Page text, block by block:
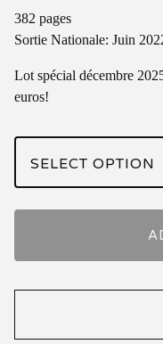
382 pages
Sortie Nationale: Juin
Lot spécial décembre
euros!